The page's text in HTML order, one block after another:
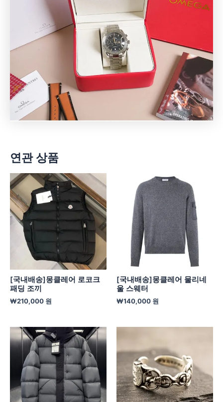
연관 상품
[국내배송]몽클레어 로코크
패딩 조끼
₩210,000 원
[국내배송]몽클레어 물리네
울 스웨터
₩140,000 원